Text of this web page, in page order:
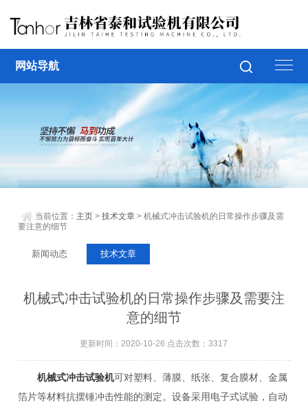
网站导航
当前位置： 主页 >技术文章 > 机械式冲击试验机的日常操作步骤及需
要注意的细节
新闻动态 技术文章
机械式冲击试验机的日常操作步骤及需要注
意的细节
更新时间：2020-10-26 点击次数：3317
机械式冲击试验机可对塑料、薄膜、纸张、复合膜材、金属
箔片等材料抗摆锤冲击性能的测定。设备采用电子式试验，自动